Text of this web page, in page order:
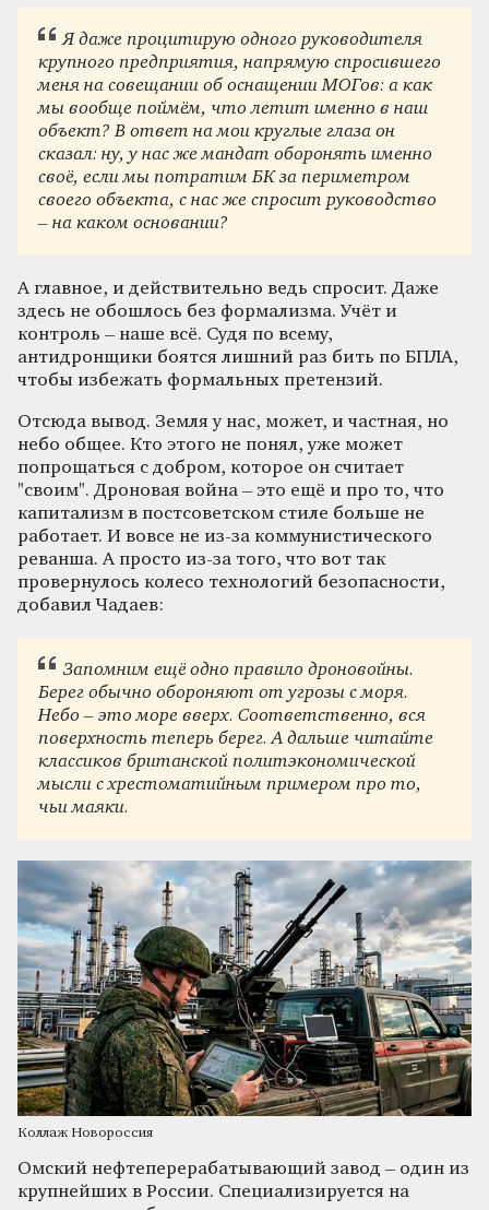
Я даже процитирую одного руководителя
крупного предприятия, напрямую спросившего
меня на совещании об оснащении МОГов: а как
мы вообще поймём, что летит именно в наш
объект? В ответ на мои круглые глаза он
сказал: ну, у нас же мандат оборонять именно
своё, если мы потратим БК за периметром
своего объекта, с нас же спросит руководство
– на каком основании?
А главное, и действительно ведь спросит. Даже
здесь не обошлось без формализма. Учёт и
контроль – наше всё. Судя по всему,
антидронщики боятся лишний раз бить по БПЛА,
чтобы избежать формальных претензий.
Отсюда вывод. Земля у нас, может, и частная, но
небо общее. Кто этого не понял, уже может
попрощаться с добром, которое он считает
"своим". Дроновая война – это ещё и про то, что
капитализм в постсоветском стиле больше не
работает. И вовсе не из-за коммунистического
реванша. А просто из-за того, что вот так
провернулось колесо технологий безопасности,
добавил Чадаев:
Запомним ещё одно правило дроновойны.
Берег обычно обороняют от угрозы с моря.
Небо – это море вверх. Соответственно, вся
поверхность теперь берег. А дальше читайте
классиков британской политэкономической
мысли с хрестоматийным примером про то,
чьи маяки.
Коллаж Новороссия
Омский нефтеперерабатывающий завод – один из
крупнейших в России. Специализируется на